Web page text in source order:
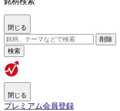
閉じる
削除
検索
閉じる
プレミアム会員登録